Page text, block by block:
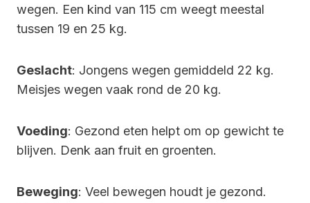
wegen. Een kind van 115 cm weegt meestal
tussen 19 en 25 kg.
Geslacht: Jongens wegen gemiddeld 22 kg.
Meisjes wegen vaak rond de 20 kg.
Voeding: Gezond eten helpt om op gewicht te
blijven. Denk aan fruit en groenten.
Beweging: Veel bewegen houdt je gezond.